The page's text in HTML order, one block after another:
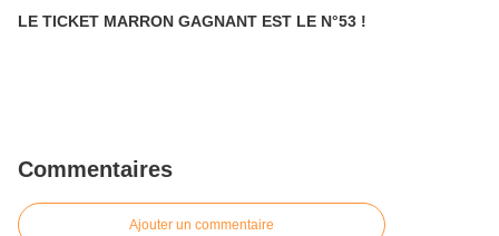
LE TICKET MARRON GAGNANT EST LE N°53 !
Commentaires
Ajouter un commentaire